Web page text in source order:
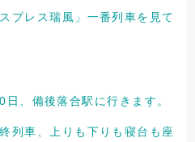
プレス瑞風」一番列車を見て
、備後落合駅に行きます。
列車、上りも下りも寝台も座